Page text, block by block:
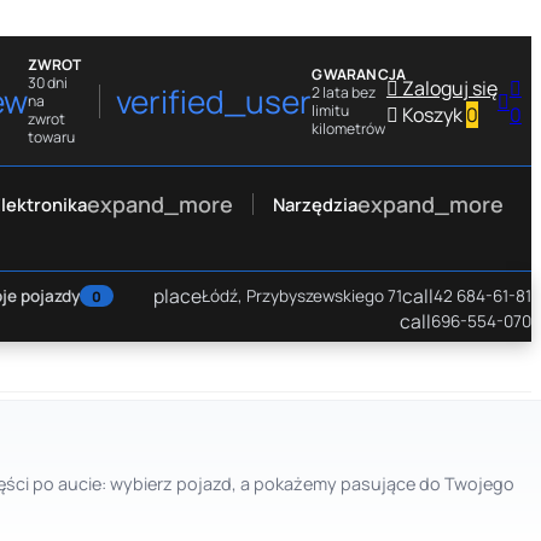
ZWROT
30 dni
na
zwrot
towaru
verified_user
GWARANCJA
2 lata bez
limitu
kilometrów
Zaloguj się
 Koszyk0 
0
expand_more Narzędziaexpand_more
pojazdy 0 placeŁódź, Przybyszewskiego 71call42 684-61-81
call696-554-070
po aucie: wybierz pojazd, a pokażemy pasujące do Twojego